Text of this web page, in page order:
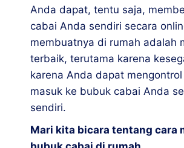
Anda dapat, tentu saja,
cabai Anda sendiri secara
membuatnya di rumah adalah
terbaik, terutama karena
karena Anda dapat
masuk ke bubuk cabai Anda
sendiri.
Mari kita bicara tentang cara